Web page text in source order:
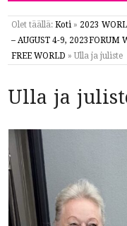
Olet täällä: Koti » 2023
– AUGUST 4-9, 2023FORUM
FREE WORLD » Ulla ja juliste
Ulla ja